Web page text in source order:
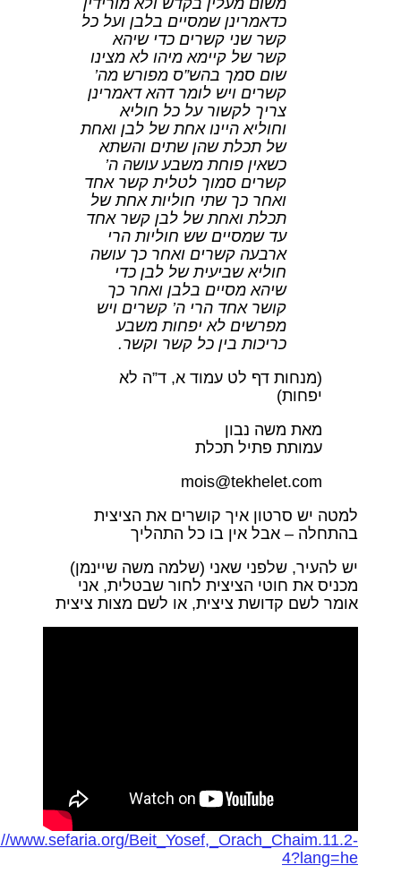
משום מעלין בקדש ולא מורידין
כדאמרינן שמסיים בלבן ועל כל
קשר שני קשרים כדי שיהא
קשר של קיימא מיהו לא מצינו
שום סמך בהש”ס מפורש מה’
קשרים ויש לומר דהא דאמרינן
צריך לקשור על כל חוליא
וחוליא היינו אחת של לבן ואחת
של תכלת שהן שתים והשתא
כשאין פוחת משבע עושה ה’
קשרים סמוך לטלית קשר אחד
ואחר כך שתי חוליות אחת של
תכלת ואחת של לבן קשר אחד
עד שמסיים שש חוליות הרי
ארבעה קשרים ואחר כך עושה
חוליא שביעית של לבן כדי
שיהא מסיים בלבן ואחר כך
קושר אחד הרי ה’ קשרים ויש
מפרשים לא יפחות משבע
כריכות בין כל קשר וקשר.
(מנחות דף לט עמוד א, ד”ה לא
יפחות)
מאת משה נבון
עמותת פתיל תכלת
mois@tekhelet.com
למטה יש סרטון איך קושרים את הציצית
בהתחלה – אבל אין בו כל התהליך
יש להעיר, שלפני שאני (שלמה משה שיינמן)
מכניס את חוטי הציצית לחור שבטלית, אני
אומר לשם קדושת ציצית, או לשם מצות ציצית
https://www.sefaria.org/Beit_Yosef,_Orach_Chaim.11.2-
4?lang=he